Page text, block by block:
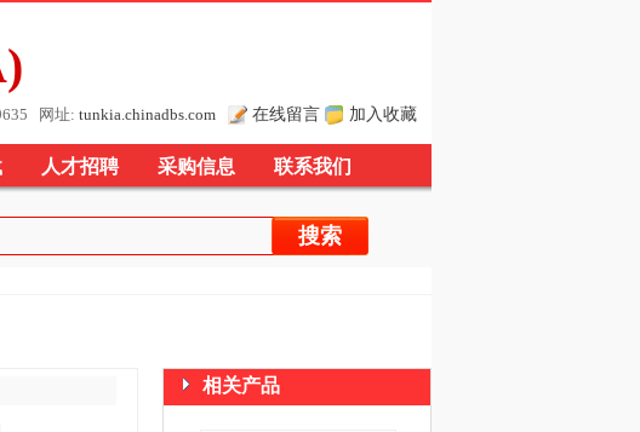
网址: tunkia.chinadbs.com 在线留言 加入收藏
人才招聘 采购信息 联系我们
相关产品